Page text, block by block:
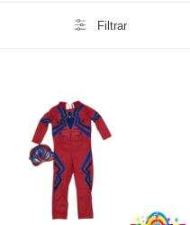
Filtrar